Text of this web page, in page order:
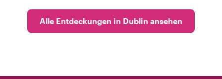
Alle Entdeckungen in Dublin ansehen